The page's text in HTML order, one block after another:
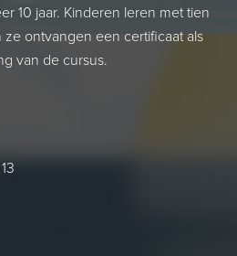
10 jaar. Kinderen leren met tien
ontvangen een certificaat als
van de cursus.